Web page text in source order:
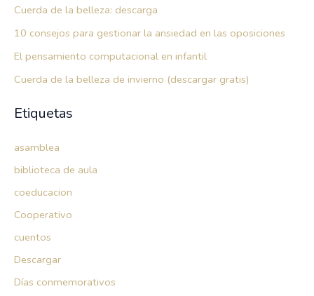
Cuerda de la belleza: descarga
10 consejos para gestionar la ansiedad en las oposiciones
El pensamiento computacional en infantil
Cuerda de la belleza de invierno (descargar gratis)
Etiquetas
asamblea
biblioteca de aula
coeducacion
Cooperativo
cuentos
Descargar
Días conmemorativos